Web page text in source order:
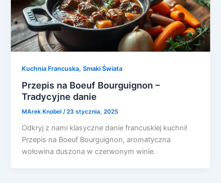
Kuchnia Francuska,Smaki Świata
Przepis na Boeuf Bourguignon –
Tradycyjne danie
MArek Knobel/23 stycznia, 2025
Odkryj z nami klasyczne danie francuskiej kuchni!
Przepis na Boeuf Bourguignon, aromatyczna
wołowina duszona w czerwonym winie.